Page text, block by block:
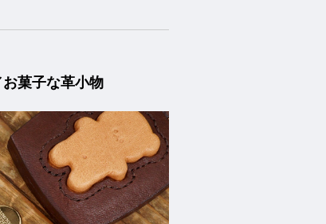
菓子な革小物